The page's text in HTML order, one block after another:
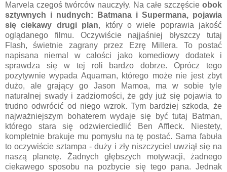
Marvela czegoś twórców nauczyły. Na całe szczęście obok
sztywnych i nudnych: Batmana i Supermana, pojawia
się ciekawy drugi plan, który o wiele poprawia jakość
oglądanego filmu. Oczywiście najjaśniej błyszczy tutaj
Flash, świetnie zagrany przez Ezrę Millera. To postać
napisana niemal w całości jako komediowy dodatek i
sprawdza się w tej roli bardzo dobrze. Oprócz tego
pozytywnie wypada Aquaman, którego może nie jest zbyt
dużo, ale grający go Jason Mamoa, ma w sobie tyle
naturalnej swady i zadziorności, że gdy już się pojawia to
trudno odwrócić od niego wzrok. Tym bardziej szkoda, że
najważniejszym bohaterem wydaje się być tutaj Batman,
którego stara się odzwierciedlić Ben Affleck. Niestety,
kompletnie brakuje mu pomysłu na tę postać. Sama fabuła
to oczywiście sztampa - duży i zły niszczyciel uwziął się na
naszą planetę. Żadnych głębszych motywacji, żadnego
ciekawego sposobu na pozbycie się tego pana. Jednak